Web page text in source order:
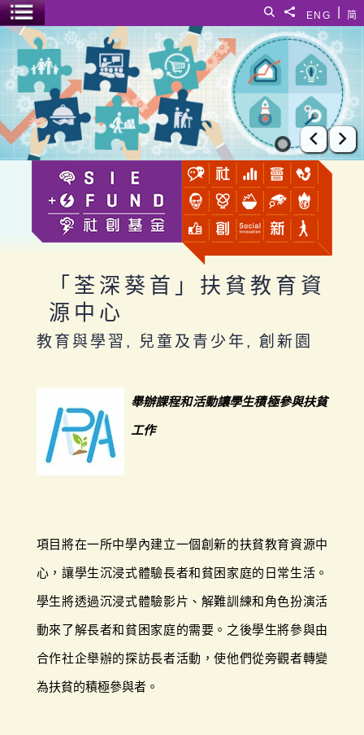
简
ENG
分享給
搜尋
選單開關
「荃深葵首」扶貧教育資源中心
上一張
下
「荃深葵首」扶貧教育資
源中心
教育與學習, 兒童及青少年, 創新園
舉辦課程和活動讓學生積極參與扶貧
工作
項目將在一所中學內建立一個創新的扶貧教育資源中
心，讓學生沉浸式體驗長者和貧困家庭的日常生活。
學生將透過沉浸式體驗影片、解難訓練和角色扮演活
動來了解長者和貧困家庭的需要。之後學生將參與由
合作社企舉辦的探訪長者活動，使他們從旁觀者轉變
為扶貧的積極參與者。